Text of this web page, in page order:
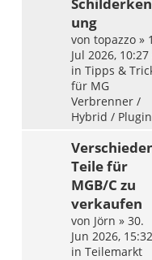
ung
von topazzo »
Jul 2026, 10:27
in Tipps &
für MG
Verbrenner /
Hybrid / Plugin
Teile für
MGB/C zu
verkaufen
von Jörn » 30.
Jun 2026, 15:32
in Teilemarkt